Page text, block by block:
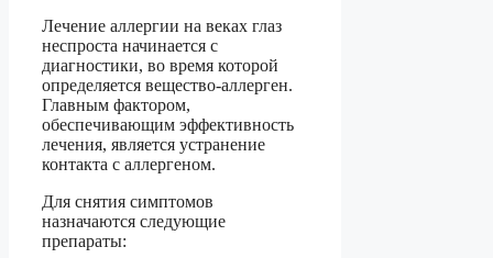
Лечение аллергии на веках глаз
неспроста начинается с
диагностики, во время которой
определяется вещество-аллерген.
Главным фактором,
обеспечивающим эффективность
лечения, является устранение
контакта с аллергеном.
Для снятия симптомов
назначаются следующие
препараты: